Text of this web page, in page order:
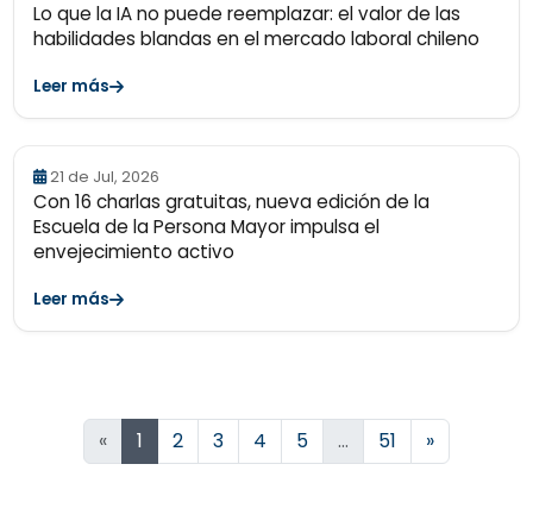
Lo que la IA no puede reemplazar: el valor de las
habilidades blandas en el mercado laboral chileno
Leer más
21 de Jul, 2026
Con 16 charlas gratuitas, nueva edición de la
Escuela de la Persona Mayor impulsa el
envejecimiento activo
Leer más
« 1 2 3 4 5 … 51 »Siguiente